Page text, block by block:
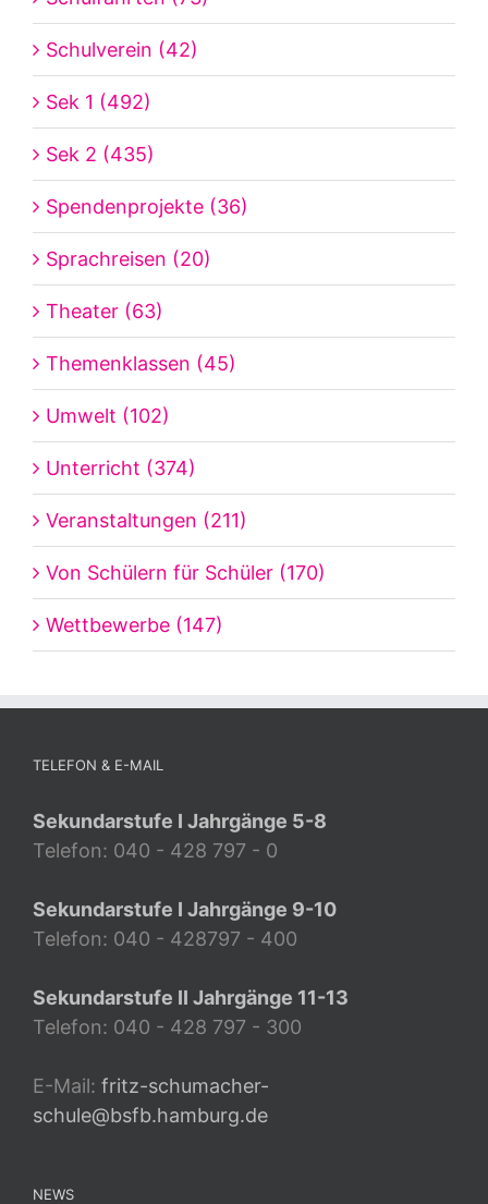
Schulverein (42)
Sek 1 (492)
Sek 2 (435)
Spendenprojekte (36)
Sprachreisen (20)
Theater (63)
Themenklassen (45)
Umwelt (102)
Unterricht (374)
Veranstaltungen (211)
Von Schülern für Schüler (170)
Wettbewerbe (147)
TELEFON & E-MAIL
Sekundarstufe I Jahrgänge 5-8
Telefon: 040 - 428 797 - 0
Sekundarstufe I Jahrgänge 9-10
Telefon: 040 - 428797 - 400
Sekundarstufe II Jahrgänge 11-13
Telefon: 040 - 428 797 - 300
E-Mail: fritz-schumacher-
schule@bsfb.hamburg.de
NEWS